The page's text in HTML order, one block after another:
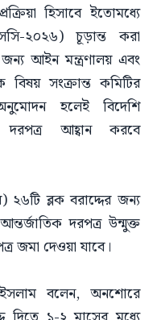
হিসাবে ইতোমধ্যে
২০২৬) চূড়ান্ত করা
আইন মন্ত্রণালয় এবং
বিষয় সংক্রান্ত কমিটির
হলেই বিদেশি
আহ্বান করবে
ব্লক বরাদ্দের জন্য
দরপত্র উন্মুক্ত
জমা দেওয়া যাবে।
বলেন, অনশোরে